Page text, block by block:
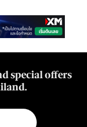
special offers